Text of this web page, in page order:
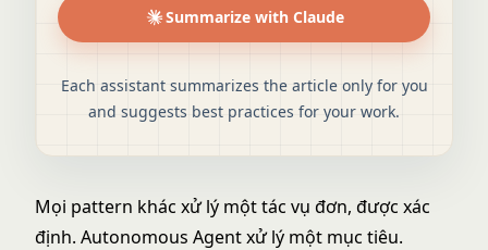
Summarize with Claude
Each assistant summarizes the article only for you
and suggests best practices for your work.
Mọi pattern khác xử lý một tác vụ đơn, được xác
định. Autonomous Agent xử lý một mục tiêu.